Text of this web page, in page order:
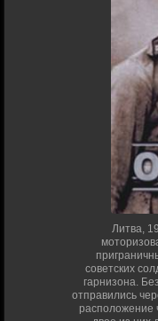
Литва,
советских
гарнизона.
отправились
расположение